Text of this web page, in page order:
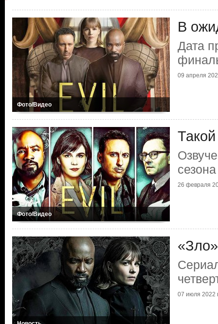
Фото/Видео
В
Дата
09 апреля
Фото/Видео
26 февраля
07 июля 2022